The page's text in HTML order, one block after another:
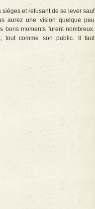
et refusant de se lever sauf
aurez une vision quelque peu
bons moments furent nombreux.
tout comme son public. Il faut